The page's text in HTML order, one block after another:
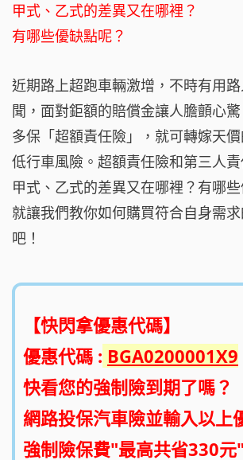
甲式、乙式的差異又在哪裡？
有哪些優缺點呢？
近期路上超跑車輛激增，不時有用
聞，面對鉅額的賠償金讓人膽顫心
多保「超額責任險」，就可轉嫁天
低行車風險。超額責任險和第三人
甲式、乙式的差異又在哪裡？有哪
就讓我們教你如何購買符合自身需
吧！
【快閃拿優惠代碼】
優惠代碼 : BGA0200001X9
快看您的強制險到期了嗎？
網路投保汽車險並輸入以上
強制險保費"最高共省330元"